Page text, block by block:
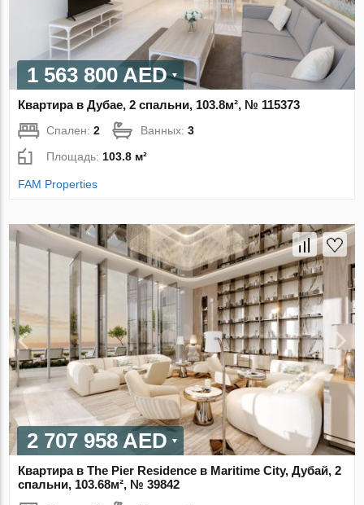
1 563 800 AED
Квартира в Дубае, 2 спальни, 103.8м², № 115373
Спален:2 Ванных:3
Площадь: 103.8 м²
FAM Properties
2 707 958 AED
Квартира в The Pier Residence в Maritime City, Дубай, 2
спальни, 103.68м², № 39842